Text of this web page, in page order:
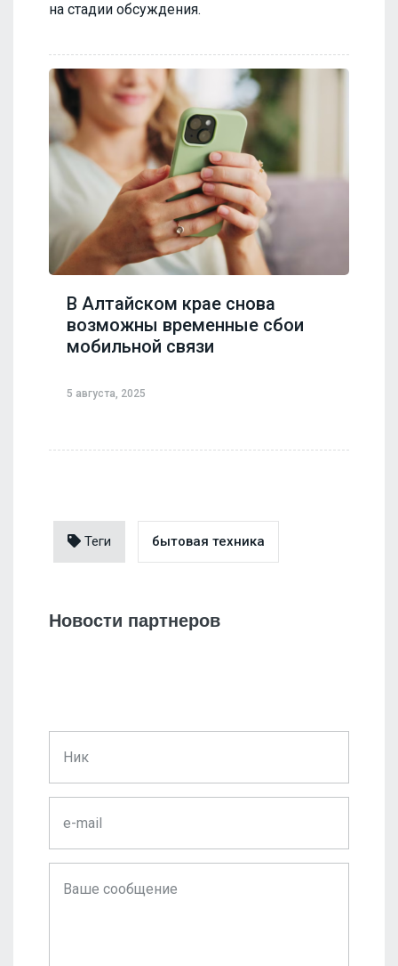
на стадии обсуждения.
В Алтайском крае снова
возможны временные сбои
мобильной связи
5 августа, 2025
Теги бытовая техника
Новости партнеров